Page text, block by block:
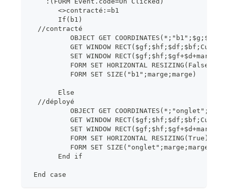
<>contracté:=b1
If(b1)
//contracté
OBJECT GET
GET WINDOW RECT($gf;$hf;$df;$bf;Current
SET WINDOW
FORM SET HORIZONTAL RESIZING(False)
FORM SET SIZE("b1";marge;marge)
Else
//déployé
OBJECT GET
GET WINDOW RECT($gf;$hf;$df;$bf;Current
SET WINDOW
FORM SET HORIZONTAL RESIZING(True)
FORM SET SIZE("onglet";marge;marge)
End if
End case